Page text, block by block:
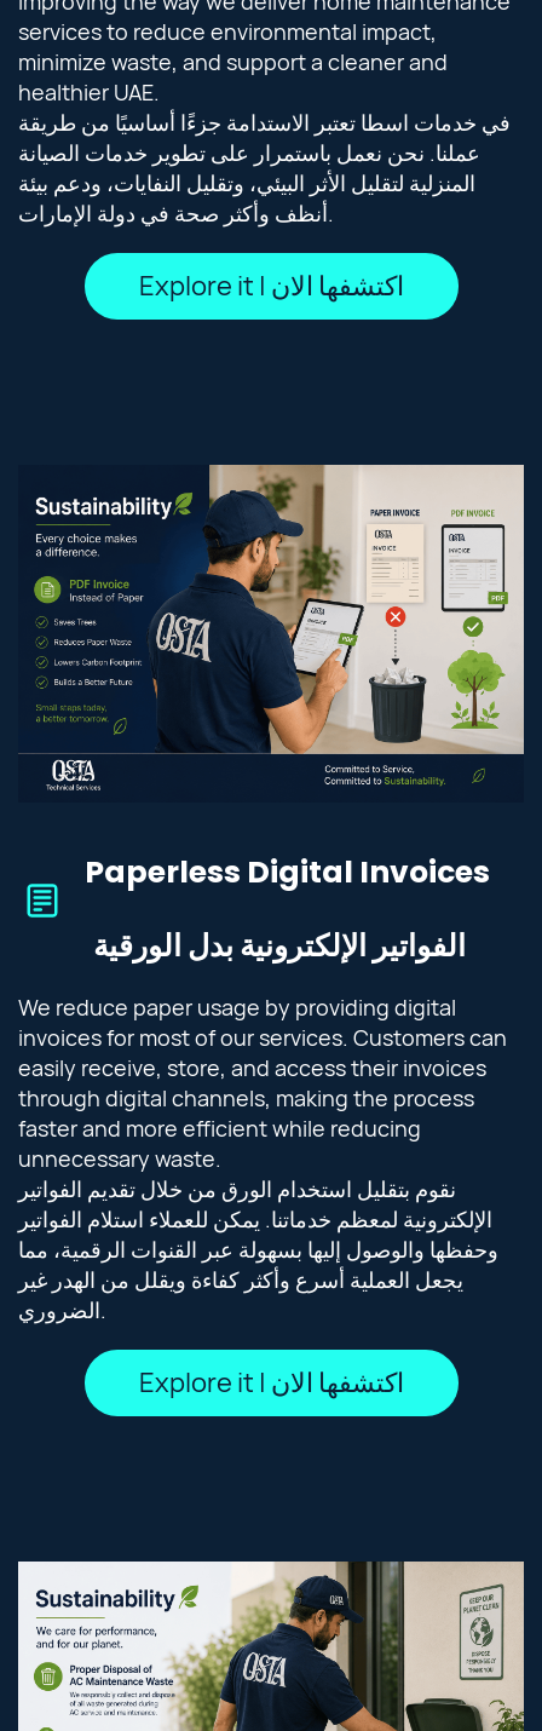
services to reduce environmental impact,
minimize waste, and support a cleaner and
healthier UAE.
في خدمات اسطا تعتبر الاستدامة جزءًا أساسيًا من طريقة
عملنا. نحن نعمل باستمرار على تطوير خدمات الصيانة
المنزلية لتقليل الأثر البيئي، وتقليل النفايات، ودعم بيئة
أنظف وأكثر صحة في دولة الإمارات.
Explore it | اكتشفها الان
Paperless Digital Invoices
الفواتير الإلكترونية بدل الورقية
We reduce paper usage by providing digital
invoices for most of our services. Customers can
easily receive, store, and access their invoices
through digital channels, making the process
faster and more efficient while reducing
unnecessary waste.
نقوم بتقليل استخدام الورق من خلال تقديم الفواتير
الإلكترونية لمعظم خدماتنا. يمكن للعملاء استلام الفواتير
وحفظها والوصول إليها بسهولة عبر القنوات الرقمية، مما
يجعل العملية أسرع وأكثر كفاءة ويقلل من الهدر غير
الضروري.
Explore it | اكتشفها الان